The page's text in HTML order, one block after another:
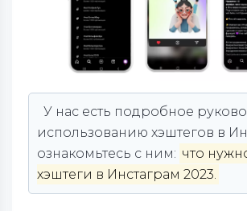
У нас есть подробное
использованию хэштегов в
ознакомьтесь с ним: что
хэштеги в Инстаграм 2023.